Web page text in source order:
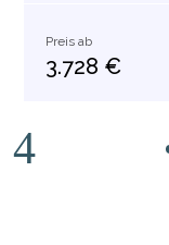
Preis ab
3.728 €